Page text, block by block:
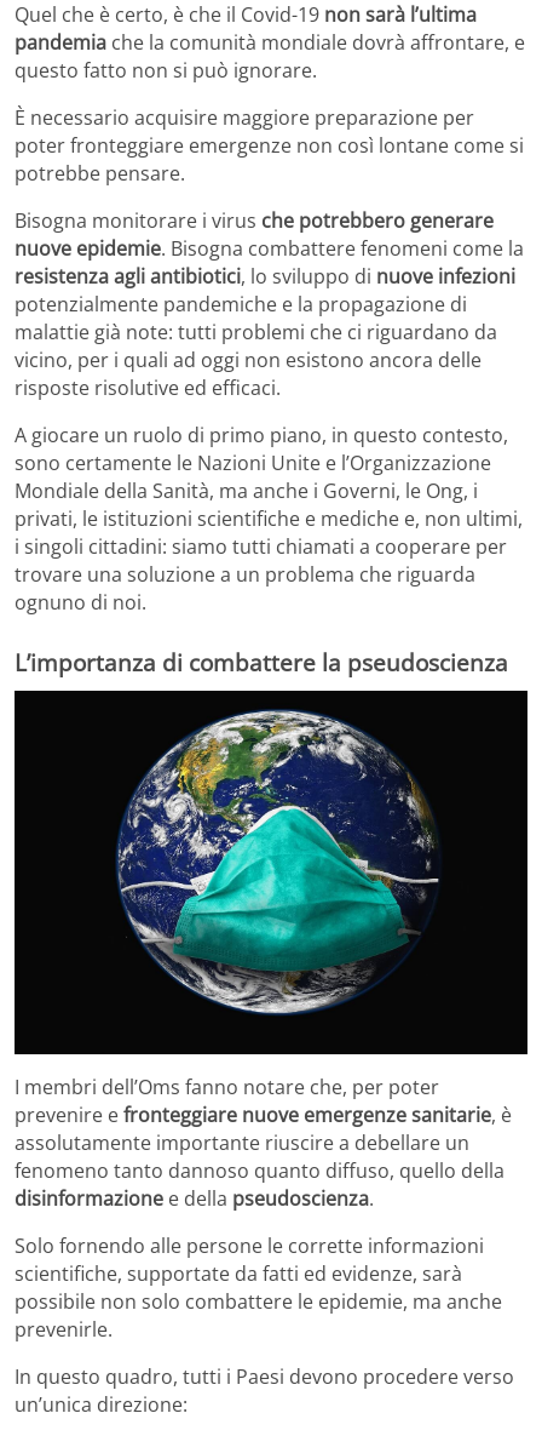
Quel che è certo, è che il Covid-19 non sarà l’ultima
pandemia che la comunità mondiale dovrà affrontare, e
questo fatto non si può ignorare.
È necessario acquisire maggiore preparazione per
poter fronteggiare emergenze non così lontane come si
potrebbe pensare.
Bisogna monitorare i virus che potrebbero generare
nuove epidemie. Bisogna combattere fenomeni come la
resistenza agli antibiotici, lo sviluppo di nuove infezioni
potenzialmente pandemiche e la propagazione di
malattie già note: tutti problemi che ci riguardano da
vicino, per i quali ad oggi non esistono ancora delle
risposte risolutive ed efficaci.
A giocare un ruolo di primo piano, in questo contesto,
sono certamente le Nazioni Unite e l’Organizzazione
Mondiale della Sanità, ma anche i Governi, le Ong, i
privati, le istituzioni scientifiche e mediche e, non ultimi,
i singoli cittadini: siamo tutti chiamati a cooperare per
trovare una soluzione a un problema che riguarda
ognuno di noi.
L’importanza di combattere la pseudoscienza
I membri dell’Oms fanno notare che, per poter
prevenire efronteggiare nuove emergenze sanitarie, è
assolutamente importante riuscire a debellare un
fenomeno tanto dannoso quanto diffuso, quello della
disinformazione e della pseudoscienza.
Solo fornendo alle persone le corrette informazioni
scientifiche, supportate da fatti ed evidenze, sarà
possibile non solo combattere le epidemie, ma anche
prevenirle.
In questo quadro, tutti i Paesi devono procedere verso
un’unica direzione: